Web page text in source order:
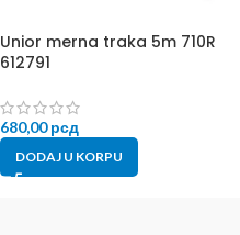
Unior merna traka 5m 710R
612791
680,00рсд
DODAJ U KORPU